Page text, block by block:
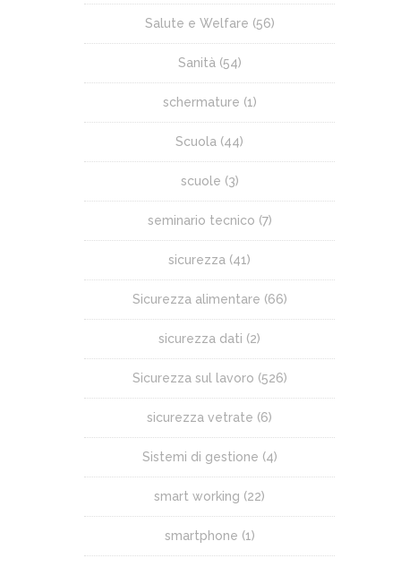
Salute e Welfare (56)
Sanità(54)
schermature (1)
Scuola (44)
scuole (3)
seminario tecnico (7)
sicurezza (41)
Sicurezza alimentare (66)
sicurezza dati (2)
Sicurezza sul lavoro (526)
sicurezza vetrate (6)
Sistemi di gestione (4)
smart working (22)
smartphone (1)